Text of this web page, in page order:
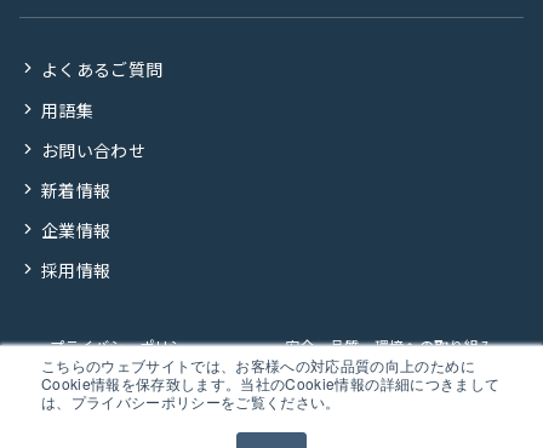
こちらのウェブサイトでは、お客様への対応品質の向上のために
Cookie情報を保存致します。当社のCookie情報の詳細につきまして
は、プライバシーポリシーをご覧ください。
よくあるご質問
用語集
お問い合わせ
新着情報
企業情報
採用情報
プライバシーポリシー 安全・品質・環境への取り組み
企業行動規範